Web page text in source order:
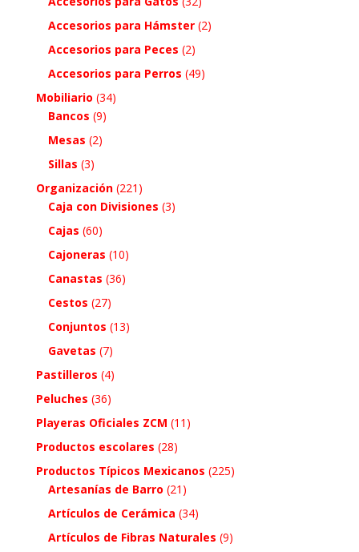
Accesorios para Hámster (2)
Accesorios para Peces (2)
Accesorios para Perros (49)
Mobiliario (34)
Bancos (9)
Mesas (2)
Sillas (3)
Organización (221)
Caja con Divisiones (3)
Cajas (60)
Cajoneras (10)
Canastas (36)
Cestos (27)
Conjuntos (13)
Gavetas (7)
Pastilleros (4)
Peluches (36)
Playeras Oficiales ZCM (11)
Productos escolares (28)
Productos Típicos Mexicanos (225)
Artesanías de Barro (21)
Artículos de Cerámica (34)
Artículos de Fibras Naturales (9)